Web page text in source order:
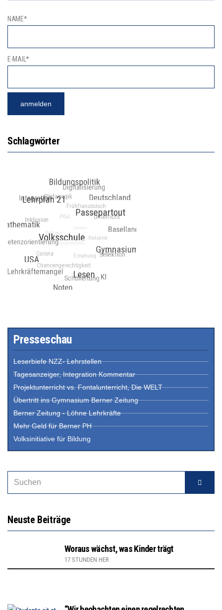
NAME*
E-MAIL*
Schlagwörter
Presseschau
Leserbiefe NZZ- Lehrstellen
Tagesanzeiger, Integration Kommentar
Projektunterricht vs. Fontalunterricht, Die WELT
Übertritt ins Gymnasium Berner Zeitung
Berner Zeitung - Löhne Lehrkräfte
Mehr Geld für Berner PH
Volksinitiative für Bildung
Neuste Beiträge
Woraus wächst, was Kinder trägt
17 STUNDEN HER